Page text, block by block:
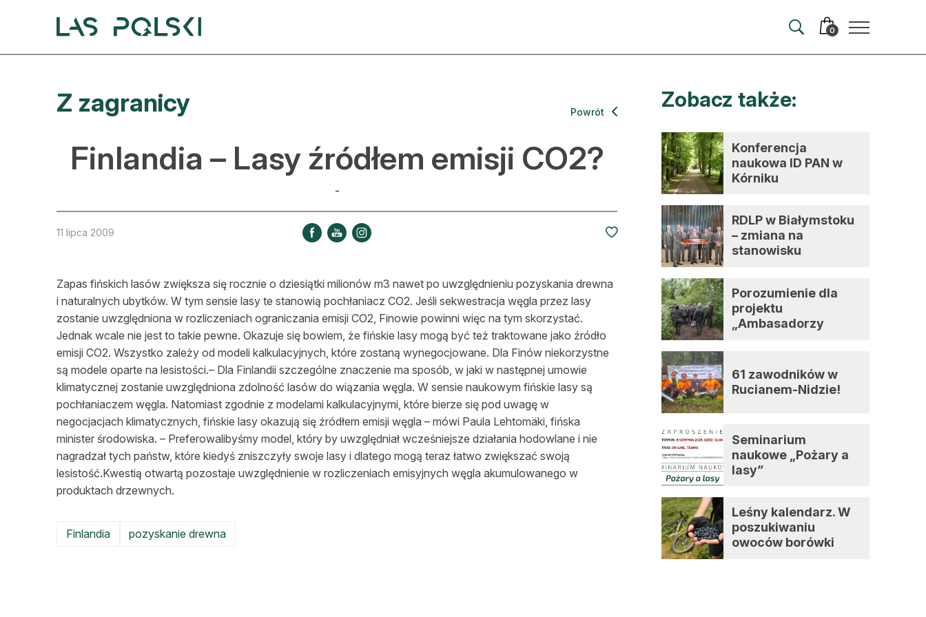
0
Strefa eksperta
Auto do lasu
Leśnik na zakupach
Edukacja
Lasy prywatne
Prenumerata
Zostań autorem
Kontakt
Z zagranicy Powrót
Finlandia – Lasy źródłem emisji CO2?
-
11 lipca 2009
Zapas fińskich lasów zwiększa się rocznie o dziesiątki milionów m3 nawet po uwzględnieniu pozyskania drewna
i naturalnych ubytków. W tym sensie lasy te stanowią pochłaniacz CO2. Jeśli sekwestracja węgla przez lasy
zostanie uwzględniona w rozliczeniach ograniczania emisji CO2, Finowie powinni więc na tym skorzystać.
Jednak wcale nie jest to takie pewne. Okazuje się bowiem, że fińskie lasy mogą być też traktowane jako źródło
emisji CO2. Wszystko zależy od modeli kalkulacyjnych, które zostaną wynegocjowane. Dla Finów niekorzystne
są modele oparte na lesistości.– Dla Finlandii szczególne znaczenie ma sposób, w jaki w następnej umowie
klimatycznej zostanie uwzględniona zdolność lasów do wiązania węgla. W sensie naukowym fińskie lasy są
pochłaniaczem węgla. Natomiast zgodnie z modelami kalkulacyjnymi, które bierze się pod uwagę w
negocjacjach klimatycznych, fińskie lasy okazują się źródłem emisji węgla – mówi Paula Lehtomäki, fińska
minister środowiska. – Preferowalibyśmy model, który by uwzględniał wcześniejsze działania hodowlane i nie
nagradzał tych państw, które kiedyś zniszczyły swoje lasy i dlatego mogą teraz łatwo zwiększać swoją
lesistość.Kwestią otwartą pozostaje uwzględnienie w rozliczeniach emisyjnych węgla akumulowanego w
produktach drzewnych.
Finlandia pozyskanie drewna
Zobacz także:
Konferencja
naukowa ID PAN w
Kórniku
RDLP w Białymstoku
– zmiana na
stanowisku
Porozumienie dla
projektu
„Ambasadorzy
61 zawodników w
Rucianem-Nidzie!
Seminarium
naukowe „Pożary a
lasy”
Leśny kalendarz. W
poszukiwaniu
owoców borówki